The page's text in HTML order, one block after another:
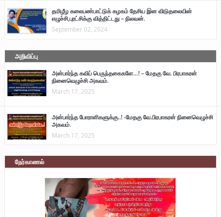
தமிழீழ கலைபண்பாட்டுக் கழகம் தேசிய இன விடுதலையின்
எழுச்சி,புரட்சிக்கு வித்திட்டது – நிலவன்.
September 02, 2024
அறிவிப்பு
அன்பார்ந்த கவிப் பெருந்தகைகளே…! – மேதகு வே. பிரபாகரன்
நினைவெழுச்சி அகவம்.
March 17, 2025
அன்பார்ந்த போராளிகளுக்கு..! -மேதகு வே.பிரபாகரன் நினைவெழுச்சி
அகவம்.
March 17, 2025
நேர்காணல்